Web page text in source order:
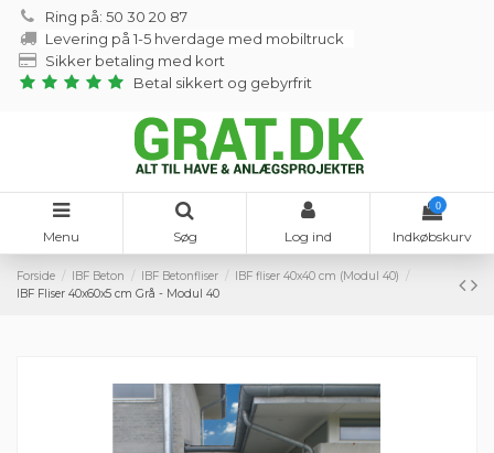
Ring på: 50 30 20 87
Levering på 1-5 hverdage med mobiltruck
Sikker betaling med kort
Betal sikkert og gebyrfrit
Menu Søg Log ind
0
Indkøbskurv
Forside IBF Beton IBF Betonfliser
IBF fliser 40x40 cm (Modul 40)
IBF Fliser 40x60x5 cm Grå - Modul 40